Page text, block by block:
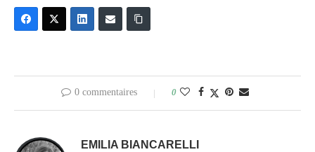
0 commentaires 0
EMILIA BIANCARELLI